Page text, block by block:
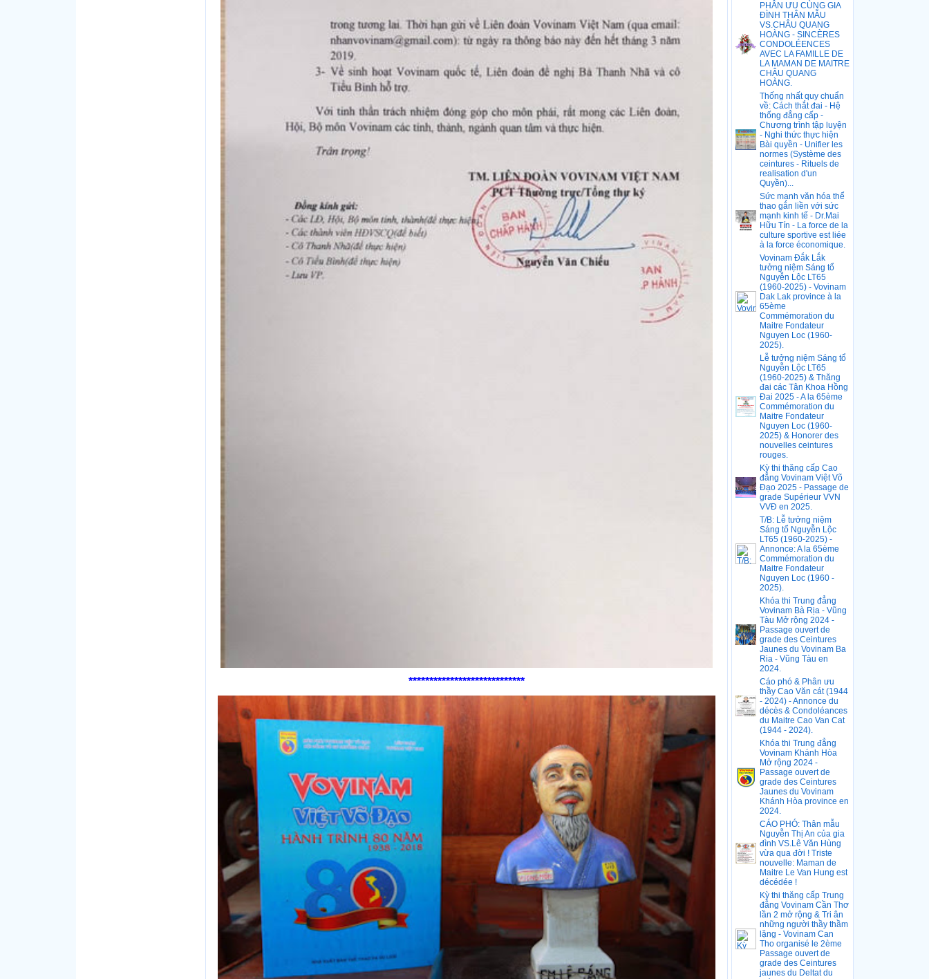
****************************
PHÂN ƯU CÙNG GIA
ĐÌNH THÂN MẪU
VS.CHÂU QUANG
HOÀNG - SINCÈRES
CONDOLÉENCES
AVEC LA FAMILLE DE
LA MAMAN DE MAITRE
CHÂU QUANG
HOÀNG.
Thống nhất quy chuẩn
về: Cách thắt đai - Hệ
thống đẳng cấp -
Chương trình tập luyện
- Nghi thức thực hiện
Bài quyền - Unifier les
normes (Système des
ceintures - Rituels de
realisation d'un
Quyền)...
Sức mạnh văn hóa thể
thao gắn liền với sức
mạnh kinh tế - Dr.Mai
Hữu Tín - La force de la
culture sportive est liée
à la force économique.
Vovinam Đắk Lắk
tưởng niệm Sáng tổ
Nguyễn Lộc LT65
(1960-2025) - Vovinam
Dak Lak province à la
65ème
Commémoration du
Maitre Fondateur
Nguyen Loc (1960-
2025).
Lễ tưởng niệm Sáng tổ
Nguyễn Lộc LT65
(1960-2025) & Thăng
đai các Tân Khoa Hồng
Đai 2025 - A la 65ème
Commémoration du
Maitre Fondateur
Nguyen Loc (1960-
2025) & Honorer des
nouvelles ceintures
rouges.
Kỳ thi thăng cấp Cao
đẳng Vovinam Việt Võ
Đạo 2025 - Passage de
grade Supérieur VVN
VVĐ en 2025.
T/B: Lễ tưởng niệm
Sáng tổ Nguyễn Lộc
LT65 (1960-2025) -
Annonce: A la 65ème
Commémoration du
Maitre Fondateur
Nguyen Loc (1960 -
2025).
Khóa thi Trung đẳng
Vovinam Bà Rịa - Vũng
Tàu Mở rộng 2024 -
Passage ouvert de
grade des Ceintures
Jaunes du Vovinam Ba
Ria - Vũng Tàu en
2024.
Cáo phó & Phân ưu
thầy Cao Văn cát (1944
- 2024) - Annonce du
décès & Condoléances
du Maitre Cao Van Cat
(1944 - 2024).
Khóa thi Trung đẳng
Vovinam Khánh Hòa
Mở rộng 2024 -
Passage ouvert de
grade des Ceintures
Jaunes du Vovinam
Khánh Hòa province en
2024.
CÁO PHÓ: Thân mẫu
Nguyễn Thị An của gia
đình VS.Lê Văn Hùng
vừa qua đời ! Triste
nouvelle: Maman de
Maitre Le Van Hung est
décédée !
Kỳ thi thăng cấp Trung
đẳng Vovinam Cần Thơ
lần 2 mở rộng & Tri ân
những người thầy thầm
lặng - Vovinam Can
Tho organisé le 2ème
Passage ouvert de
grade des Ceintures
jaunes du Deltat du